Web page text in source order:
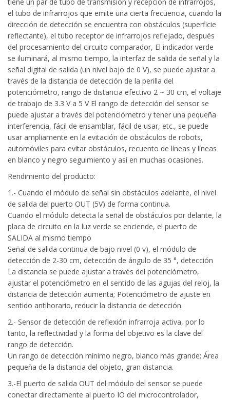
el tubo de infrarrojos que emite una cierta frecuencia, cuando la
dirección de detección se encuentra con obstáculos (superficie
reflectante), el tubo receptor de infrarrojos reflejado, después
del procesamiento del circuito comparador, El indicador verde
se iluminará, al mismo tiempo, la interfaz de salida de señal y la
señal digital de salida (un nivel bajo de 0 V), se puede ajustar a
través de la distancia de detección de la perilla del
potenciómetro, rango de distancia efectivo 2 ~ 30 cm, el voltaje
de trabajo de 3.3 V a 5 V El rango de detección del sensor se
puede ajustar a través del potenciómetro y tener una pequeña
interferencia, fácil de ensamblar, fácil de usar, etc., se puede
usar ampliamente en la evitación de obstáculos de robots,
automóviles para evitar obstáculos, recuento de líneas y líneas
en blanco y negro seguimiento y así en muchas ocasiones.
Rendimiento del producto:
1.- Cuando el módulo de señal sin obstáculos adelante, el nivel
de salida del puerto OUT (5V) de forma continua.
Cuando el módulo detecta la señal de obstáculos por delante, la
placa de circuito en la luz verde se enciende, el puerto de
SALIDA al mismo tiempo
Señal de salida continua de bajo nivel (0 v), el módulo de
detección de 2-30 cm, detección de ángulo de 35 °, detección
La distancia se puede ajustar a través del potenciómetro,
ajustar el potenciómetro en el sentido de las agujas del reloj, la
distancia de detección aumenta; Potenciómetro de ajuste en
sentido antihorario, reducir la distancia de detección.
2.- Sensor de detección de reflexión infrarroja activa, por lo
tanto, la reflectividad y la forma del objetivo es la clave del
rango de detección.
Un rango de detección mínimo negro, blanco más grande; Área
pequeña de la distancia del objeto, gran distancia.
3.-El puerto de salida OUT del módulo del sensor se puede
conectar directamente al puerto IO del microcontrolador,